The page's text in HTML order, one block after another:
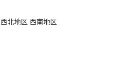
西北地区 西南地区